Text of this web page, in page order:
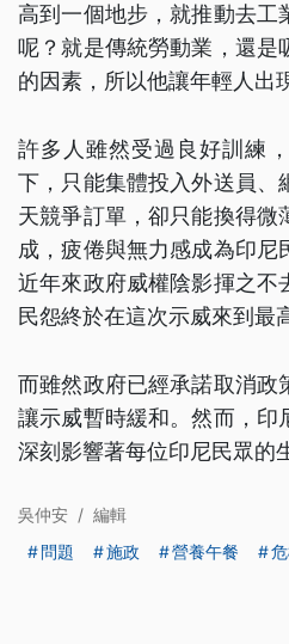
高到一個地步，就推動去工
呢？就是傳統勞動業，還是
的因素，所以他讓年輕人出
許多人雖然受過良好訓練
下，只能集體投入外送員、
天競爭訂單，卻只能換得微
成，疲倦與無力感成為印尼
近年來政府威權陰影揮之不
民怨終於在這次示威來到最
而雖然政府已經承諾取消政
讓示威暫時緩和。然而，印
深刻影響著每位印尼民眾的
吳仲安 / 編輯
問題
施政 營養午餐